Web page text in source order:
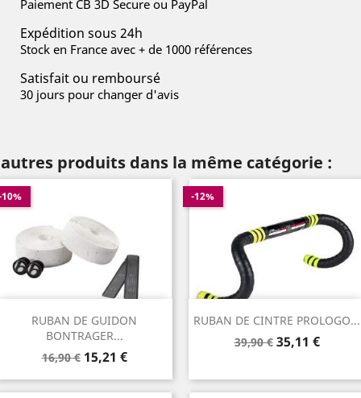
Paiement CB 3D Secure ou PayPal
Expédition sous 24h
Stock en France avec + de 1000 références
Satisfait ou remboursé
30 jours pour changer d'avis
produits dans la même catégorie :
RUBAN DE GUIDON
BONTRAGER...
Prix
base
16,90 € Prix
15,21 €
RUBAN DE CINTRE PROLOGO...
Prix
39,90 €
-12%
Prix
35,11 €